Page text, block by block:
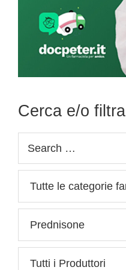
Cerca e/o filtra